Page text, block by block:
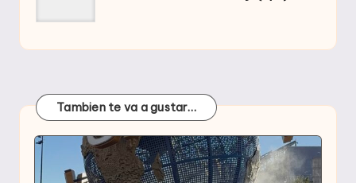
Tambien te va a gustar…